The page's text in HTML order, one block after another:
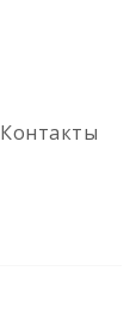
Контакты